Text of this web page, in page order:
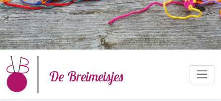
De Breimeisjes